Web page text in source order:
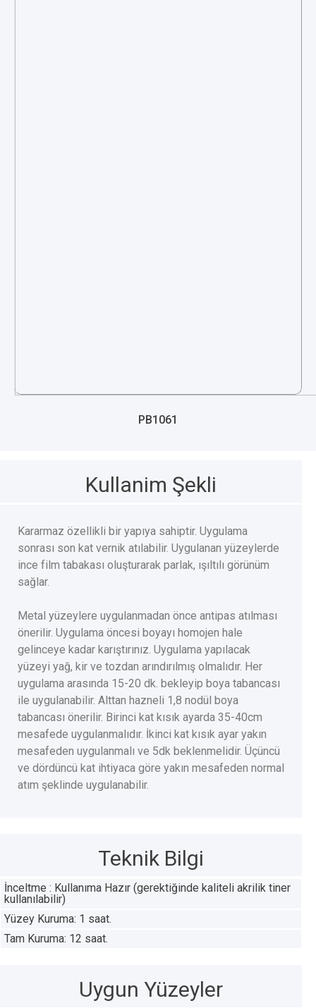
PB1061
Kullanim Şekli
Kararmaz özellikli bir yapıya sahiptir. Uygulama
sonrası son kat vernik atılabilir. Uygulanan yüzeylerde
ince film tabakası oluşturarak parlak, ışıltılı görünüm
sağlar.
Metal yüzeylere uygulanmadan önce antipas atılması
önerilir. Uygulama öncesi boyayı homojen hale
gelinceye kadar karıştırınız. Uygulama yapılacak
yüzeyi yağ, kir ve tozdan arındırılmış olmalıdır. Her
uygulama arasında 15-20 dk. bekleyip boya tabancası
ile uygulanabilir. Alttan hazneli 1,8 nodül boya
tabancası önerilir. Birinci kat kısık ayarda 35-40cm
mesafede uygulanmalıdır. İkinci kat kısık ayar yakın
mesafeden uygulanmalı ve 5dk beklenmelidir. Üçüncü
ve dördüncü kat ihtiyaca göre yakın mesafeden normal
atım şeklinde uygulanabilir.
Teknik Bilgi
İnceltme : Kullanıma Hazır (gerektiğinde kaliteli akrilik tiner
kullanılabilir)
Yüzey Kuruma: 1 saat.
Tam Kuruma: 12 saat.
Uygun Yüzeyler